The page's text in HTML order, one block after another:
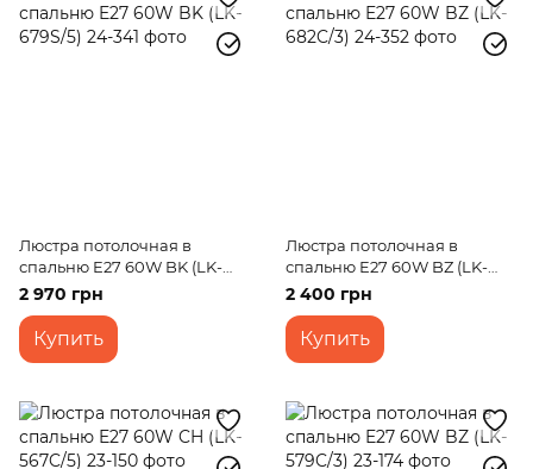
Люстра потолочная в
спальню E27 60W BK (LK-
679S/5)
2 970 грн
Купить
Люстра потолочная в
спальню E27 60W BZ (LK-
682C/3)
2 400 грн
Купить